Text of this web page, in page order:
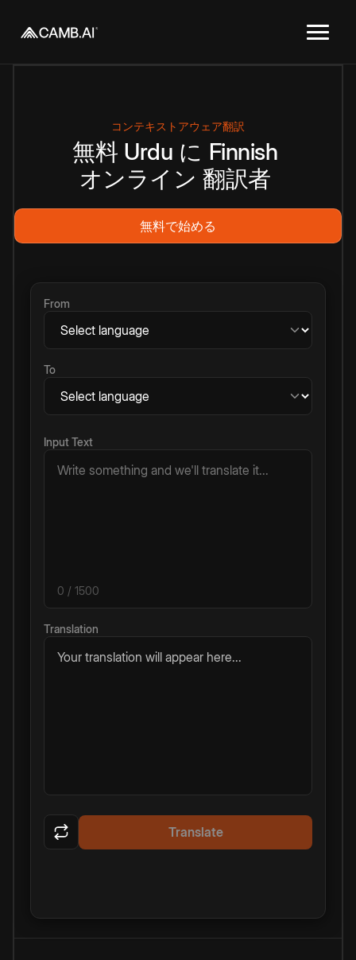
コンテキストアウェア翻訳
無料 Urdu に Finnish
オンライン 翻訳者
無料で始める
From
To
Input Text
0 / 1500
Translation
Your translation will appear here...
Translate